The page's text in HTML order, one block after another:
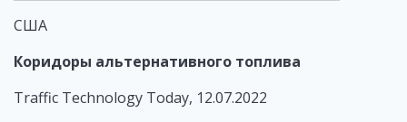
США
Коридоры альтернативного топлива
Traffic Technology Today, 12.07.2022